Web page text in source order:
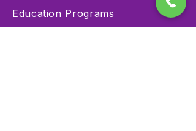
Education Programs